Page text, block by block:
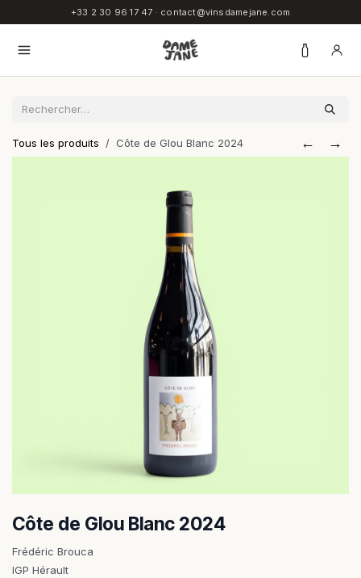
+33 2 30 96 17 47 · contact@vinsdamejane.com
Tous les produits Côte de Glou Blanc 2024 ← →
Côte de Glou Blanc 2024
Frédéric Brouca
IGP Hérault